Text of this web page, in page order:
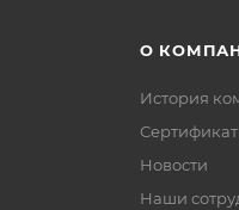
О
История
Новости
Наши